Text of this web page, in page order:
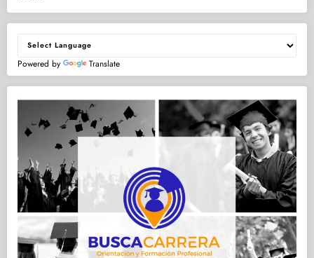
Powered by Translate